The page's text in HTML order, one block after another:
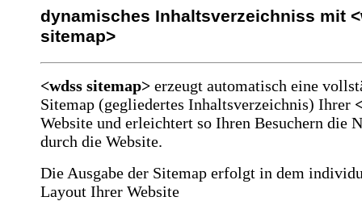
dynamisches Inhaltsverzeichniss mit
sitemap>
<wdss sitemap> erzeugt automatisch eine
Sitemap (gegliedertes Inhaltsverzeichnis) Ihrer
Website und erleichtert so Ihren Besuchern die
durch die Website.
Die Ausgabe der Sitemap erfolgt in dem
Layout Ihrer Website